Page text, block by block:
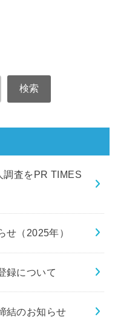
検索
調査をPR TIMES
せ（2025年）
録について
結のお知らせ